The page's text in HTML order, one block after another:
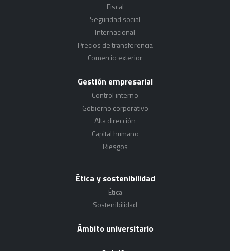
Fiscal
Seguridad social
Internacional
Precios de transferencia
Comercio exterior
Gestión empresarial
Control interno
Gobierno corporativo
Alta dirección
Capital humano
Riesgos
Ética y sostenibilidad
Ética
Sostenibilidad
Ámbito universitario